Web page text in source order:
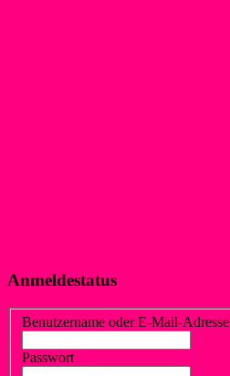
Anmeldestatus
Benutzername oder E-Mail-Adresse
Passwort